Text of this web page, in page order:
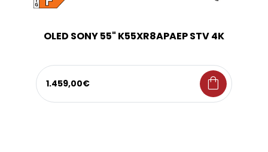
OLED SONY 55" K55XR8APAEP STV 4K
1.459,00€ shopping_bag